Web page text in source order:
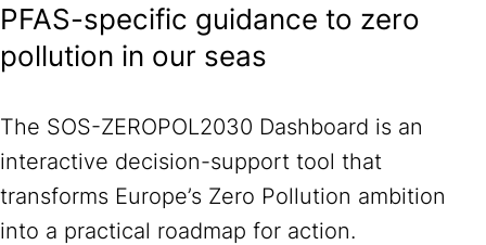
PFAS-specific guidance to zero
pollution in our seas
The SOS-ZEROPOL2030 Dashboard is an
interactive decision-support tool that
transforms Europe’s Zero Pollution ambition
into a practical roadmap for action.